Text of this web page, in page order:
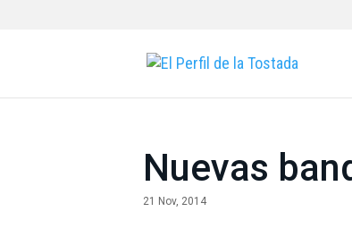
Nuevas
21 Nov, 2014